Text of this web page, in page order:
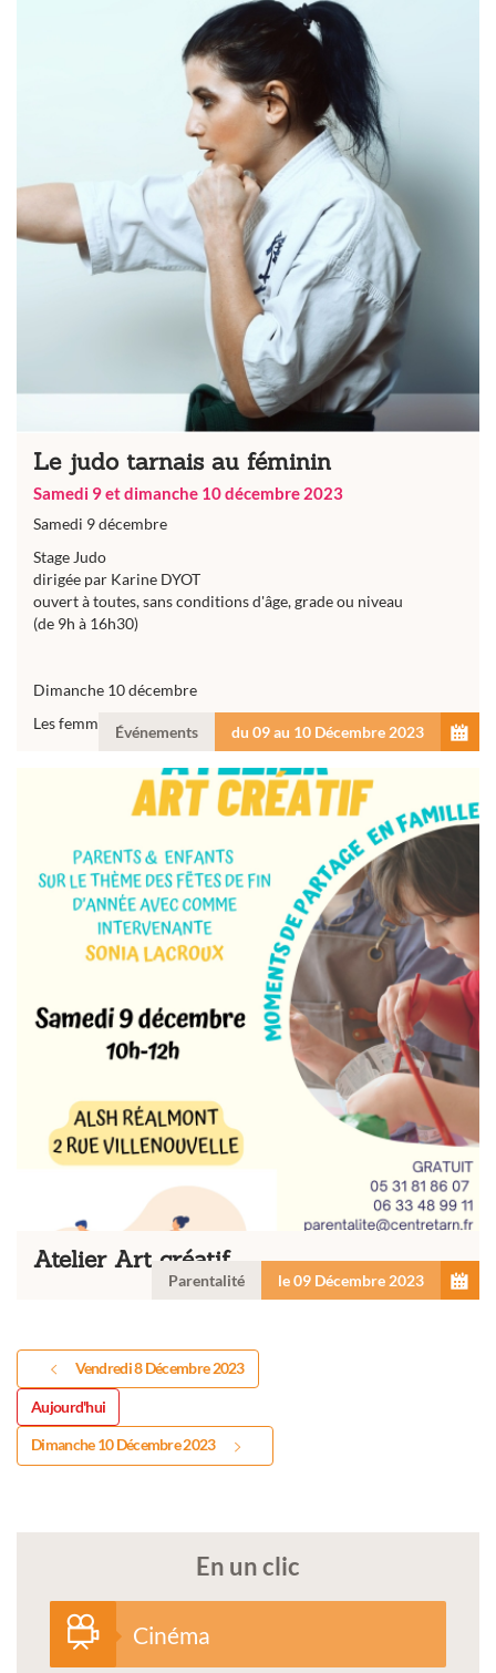
Le judo tarnais au féminin
Samedi 9 et dimanche 10 décembre 2023
Samedi 9 décembre
Stage Judo
dirigée par Karine DYOT
ouvert à toutes, sans conditions d'âge, grade ou niveau
(de 9h à 16h30)
Dimanche 10 décembre
Les femmes face à la...
Événements du 09 au 10 Décembre 2023
Atelier Art créatif
Parentalité le 09 Décembre 2023
Vendredi 8 Décembre 2023
Aujourd'hui
Dimanche 10 Décembre 2023
En un clic
Cinéma